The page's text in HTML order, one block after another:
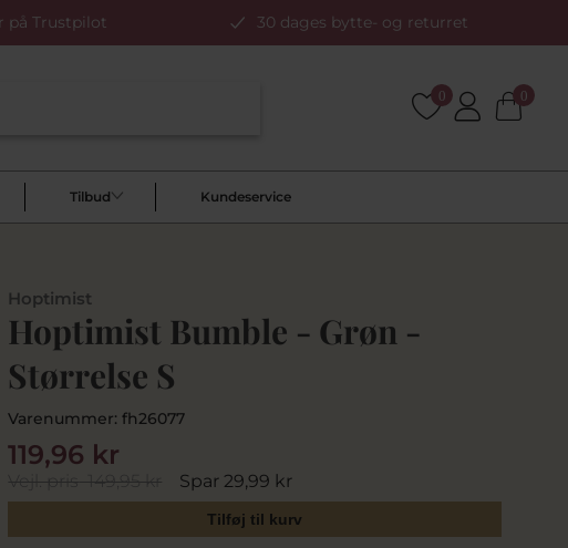
på Trustpilot 30 dages bytte- og returret
0 0
Tilbud Kundeservice
Hoptimist
Hoptimist Bumble - Grøn -
Størrelse S
Varenummer: fh26077
Vejl. pris149,95 kr Spar 29,99 kr
119,96 kr
Tilføj til kurv